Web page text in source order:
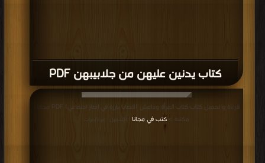
كتاب يدنين عليهن من جلابيبهن PDF
قراءة و تحميل كتاب كتاب المرأة وداعش (قضايا بارزة في إطار اجتماعي) PDF مجانا |
مكتبة >كتب في مجانا | التحميل : مرة/مرات